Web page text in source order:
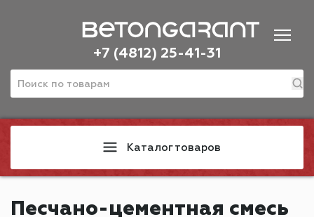
+7 (4812) 25-41-31
Каталог товаров
Песчано-цементная смесь